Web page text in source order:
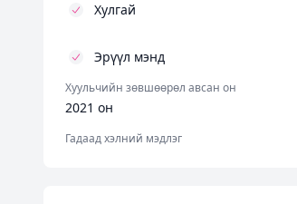
Хулгай
Эрүүл мэнд
Хуульчийн зөвшөөрөл авсан он
2021 он
Гадаад хэлний мэдлэг